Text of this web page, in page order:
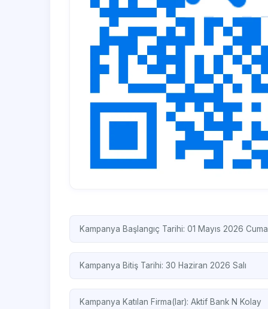
Kampanya Başlangıç Tarihi: 01 Mayıs 2026 Cuma
Kampanya Bitiş Tarihi: 30 Haziran 2026 Salı
Kampanya Katılan Firma(lar): Aktif Bank N Kolay